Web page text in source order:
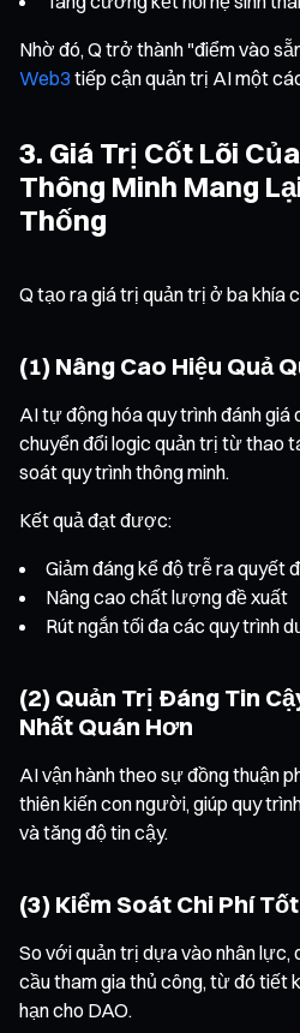
Nhờ đó, Q trở thành "điểm vào
Web3 tiếp cận quản trị AI một
3. Giá Trị Cốt Lõi
Thông Minh Mang
Thống
Q tạo ra giá trị quản trị ở ba khía
(1) Nâng Cao Hiệu Quả
AI tự động hóa quy trình đánh
chuyển đổi logic quản trị từ thao
soát quy trình thông minh.
Kết quả đạt được:
Giảm đáng kể độ trễ ra quyết
Nâng cao chất lượng đề xuất
Rút ngắn tối đa các quy trình
(2) Quản Trị Đáng Tin
Nhất Quán Hơn
AI vận hành theo sự đồng thuận
thiên kiến con người, giúp quy
và tăng độ tin cậy.
(3) Kiểm Soát Chi Phí
So với quản trị dựa vào nhân lực,
cầu tham gia thủ công, từ đó tiết
hạn cho DAO.